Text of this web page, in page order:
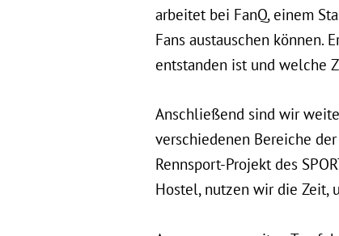
arbeitet bei FanQ, einem
Fans austauschen können.
entstanden ist und welche
Anschließend sind wir
verschiedenen Bereiche
Rennsport-Projekt des
Hostel, nutzen wir die Zeit,